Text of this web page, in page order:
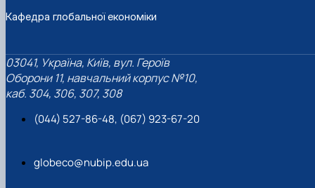
Кафедра глобальної економіки
03041, Україна, Київ, вул. Героїв
Оборони 11, навчальний корпус №10,
каб. 304, 306, 307, 308
(044) 527-86-48, (067) 923-67-20
globeco@nubip.edu.ua